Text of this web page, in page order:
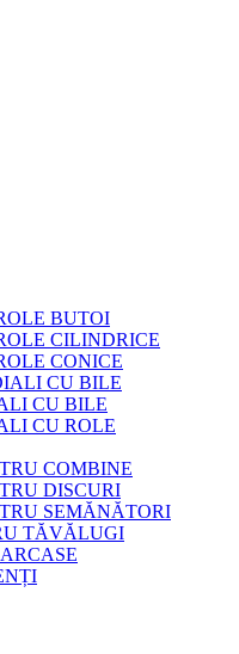
BUTOI
CILINDRICE
CONICE
CU BILE
CU BILE
CU ROLE
COMBINE
DISCURI
SEMĂNĂTORI
TĂVĂLUGI